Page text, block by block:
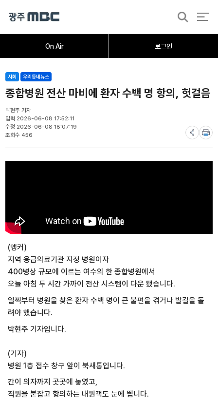
On Air 로그인
검
오늘의뉴스뉴스데스크 취재가시작되자
사회 우리동네뉴스
종합병원 전산 마비에 환자 수백 명 항의, 헛걸음
박현주 기자
입력 2026-06-08 17:52:11
수정 2026-06-08 18:07:19
조회수 456
(앵커)
지역 응급의료기관 지정 병원이자
400병상 규모에 이르는 여수의 한 종합병원에서
오늘 아침 두 시간 가까이 전산 시스템이 다운 됐습니다.
일찍부터 병원을 찾은 환자 수백 명이 큰 불편을 겪거나 발길을 돌
려야 했습니다.
박현주 기자입니다.
(기자)
병원 1층 접수 창구 앞이 북새통입니다.
간이 의자까지 곳곳에 놓였고,
직원을 붙잡고 항의하는 내원객도 눈에 띕니다.